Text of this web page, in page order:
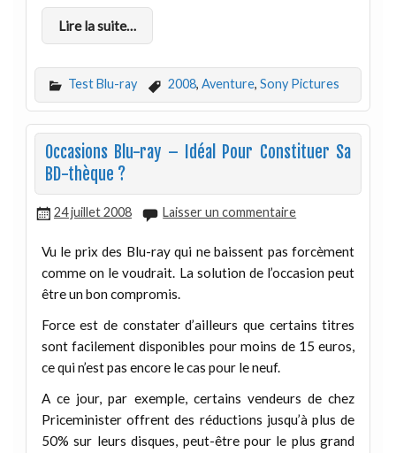
Lire la suite…
Test Blu-ray 2008, Aventure, Sony Pictures
Occasions Blu-ray – Idéal Pour Constituer Sa
BD-thèque ?
24 juillet 2008 Laisser un commentaire
Vu le prix des Blu-ray qui ne baissent pas forcèment
comme on le voudrait. La solution de l’occasion peut
être un bon compromis.
Force est de constater d’ailleurs que certains titres
sont facilement disponibles pour moins de 15 euros,
ce qui n’est pas encore le cas pour le neuf.
A ce jour, par exemple, certains vendeurs de chez
Priceminister offrent des réductions jusqu’à plus de
50% sur leurs disques, peut-être pour le plus grand